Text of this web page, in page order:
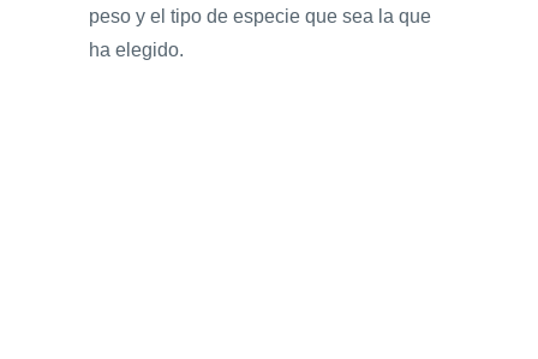
peso y el tipo de especie que sea la que
ha elegido.